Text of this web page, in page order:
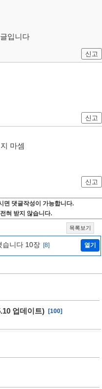
입니다
신고
신고
마셈
신고
면 댓글작성이 가능합니다.
혀 받지 않습니다.
목록보기
습니다 10장 [8] 열기
업데이트)
[100]